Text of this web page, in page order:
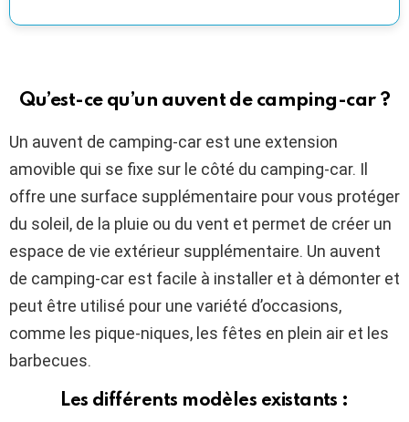
Qu’est-ce qu’un auvent de camping-car ?
Un auvent de camping-car est une extension
amovible qui se fixe sur le côté du camping-car. Il
offre une surface supplémentaire pour vous protéger
du soleil, de la pluie ou du vent et permet de créer un
espace de vie extérieur supplémentaire. Un auvent
de camping-car est facile à installer et à démonter et
peut être utilisé pour une variété d’occasions,
comme les pique-niques, les fêtes en plein air et les
barbecues.
Les différents modèles existants :